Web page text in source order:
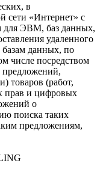
в
сети «Интернет» с
для ЭВМ, баз данных,
удаленного
данных, по
числе посредством
предложений,
товаров (работ,
прав и цифровых
о
поиска таких
предложениям,